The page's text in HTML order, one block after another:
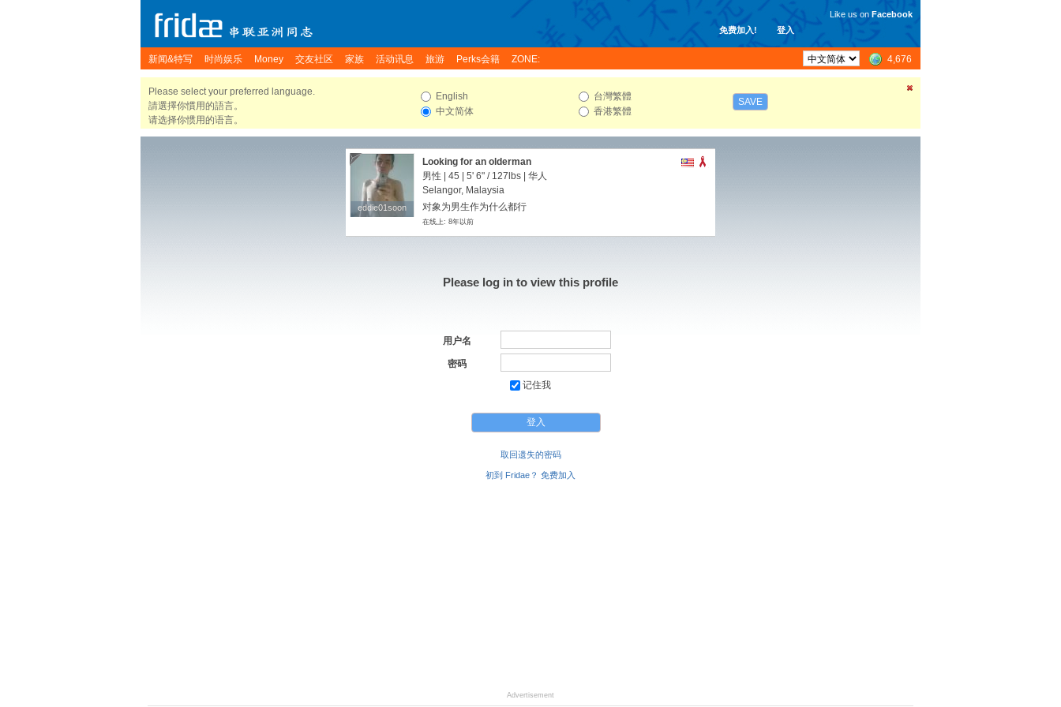
免费加入! 登入
Like us on Facebook
新闻&特写 时尚娱乐 Money 交友社区 家族 活动讯息 旅游 Perks会籍 ZONE: 4,676
Please select your preferred language.
請選擇你慣用的語言。
请选择你惯用的语言。
English
中文简体
台灣繁體
香港繁體
SAVE
eddie01soon
eddie01soon
Looking for an olderman
男性 | 45 | 5' 6" / 127lbs | 华人
Selangor, Malaysia
对象为男生作为什么都行
在线上: 8年以前
Please log in to view this profile
用户名
密码
记住我
取回遗失的密码
初到 Fridae？ 免费加入
Advertisement